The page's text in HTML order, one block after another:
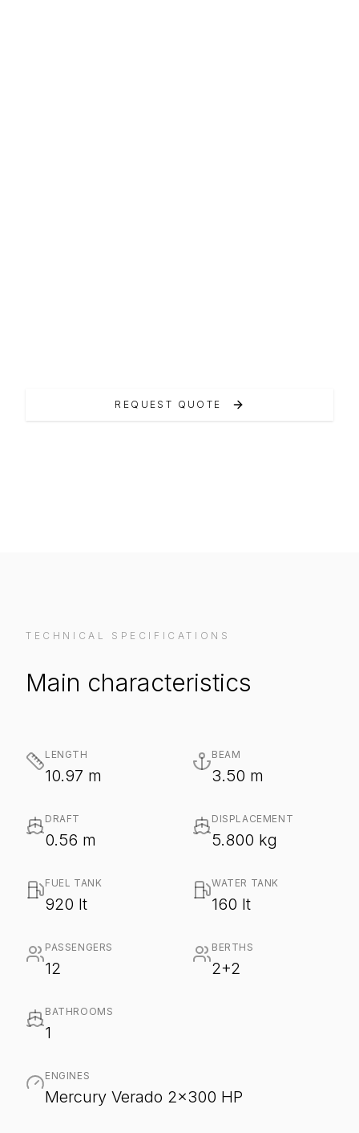
REQUEST QUOTE
TECHNICAL SPECIFICATIONS
Main characteristics
LENGTH
10.97 m
BEAM
3.50 m
DRAFT
0.56 m
DISPLACEMENT
5.800 kg
FUEL TANK
920 lt
WATER TANK
160 lt
PASSENGERS
12
BERTHS
2+2
BATHROOMS
1
ENGINES
Mercury Verado 2x300 HP